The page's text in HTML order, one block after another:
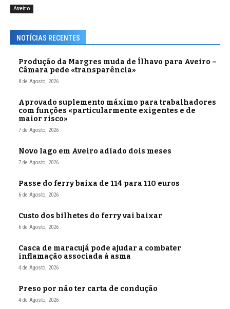
Aveiro
NOTÍCIAS RECENTES
Produção da Margres muda de Ílhavo para Aveiro –
Câmara pede «transparência»
8 de Agosto, 2026
Aprovado suplemento máximo para trabalhadores
com funções «particularmente exigentes e de
maior risco»
7 de Agosto, 2026
Novo lago em Aveiro adiado dois meses
7 de Agosto, 2026
Passe do ferry baixa de 114 para 110 euros
6 de Agosto, 2026
Custo dos bilhetes do ferry vai baixar
6 de Agosto, 2026
Casca de maracujá pode ajudar a combater
inflamação associada à asma
4 de Agosto, 2026
Preso por não ter carta de condução
4 de Agosto, 2026